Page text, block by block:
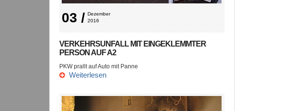
03 / Dezember
2016
VERKEHRSUNFALL MIT EINGEKLEMMTER
PERSON AUF A2
PKW prallt auf Auto mit Panne
Weiterlesen